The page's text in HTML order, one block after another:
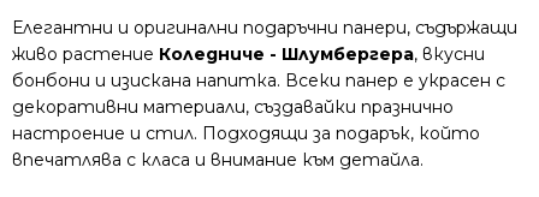
Елегантни и оригинални подаръчни панери, съдържащи
живо растение Коледниче - Шлумбергера, вкусни
бонбони и изискана напитка. Всеки панер е украсен с
декоративни материали, създавайки празнично
настроение и стил. Подходящи за подарък, който
впечатлява с класа и внимание към детайла.